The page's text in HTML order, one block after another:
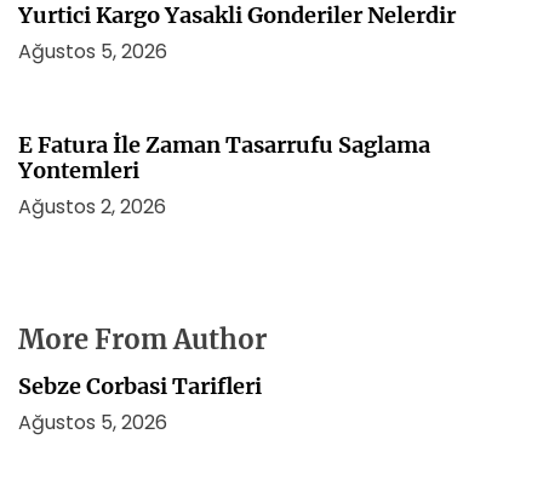
Yurtici Kargo Yasakli Gonderiler Nelerdir
Ağustos 5, 2026
E Fatura İle Zaman Tasarrufu Saglama
Yontemleri
Ağustos 2, 2026
More From Author
Sebze Corbasi Tarifleri
Ağustos 5, 2026